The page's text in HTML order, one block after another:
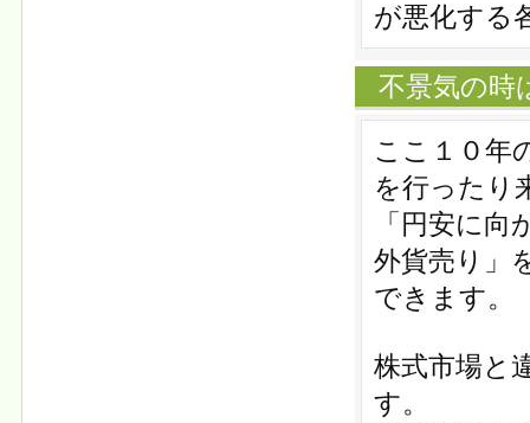
が悪化する
不景気の時
ここ１０年
を行ったり
「円安に
外貨売り」
できます。
株式市場と
す。